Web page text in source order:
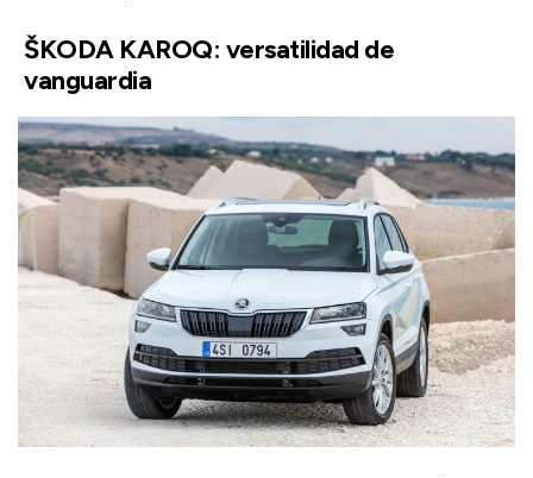
ŠKODA KAROQ: versatilidad de
vanguardia